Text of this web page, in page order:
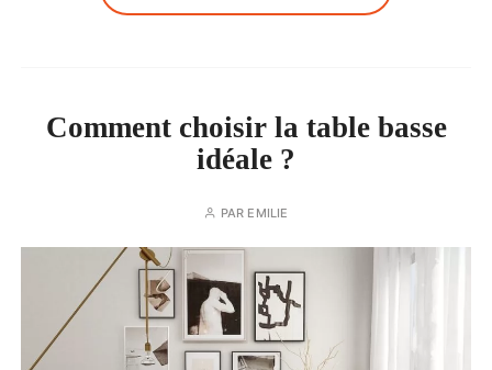
Comment choisir la table basse
idéale ?
PAR EMILIE